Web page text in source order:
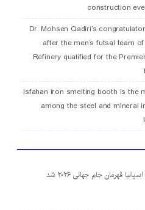
construction
Dr. Mohsen Qadiri’s
after the men’s futsal team
Refinery qualified for the
Isfahan iron smelting booth is the
among the steel and mineral
قهرمان جام جهانی ۲۰۲۶ شد